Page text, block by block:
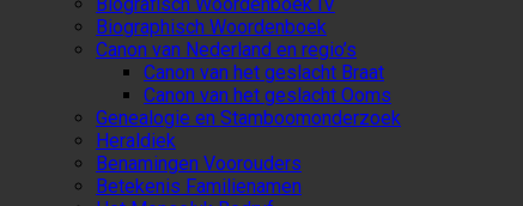
Biographisch Woordenboek
Canon van Nederland en regio’s
Canon van het geslacht Braat
Canon van het geslacht Ooms
Genealogie en Stamboomonderzoek
Heraldiek
Benamingen Voorouders
Betekenis Familienamen